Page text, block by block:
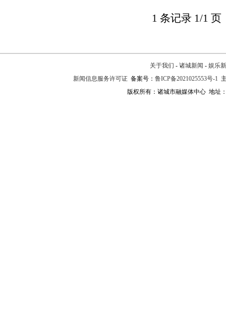
1 条记录 1/1 页
关于我们 - 诸城新闻 - 娱乐
新闻信息服务许可证备案号： 鲁ICP备2021025553号-1
版权所有：诸城市融媒体中心 地址